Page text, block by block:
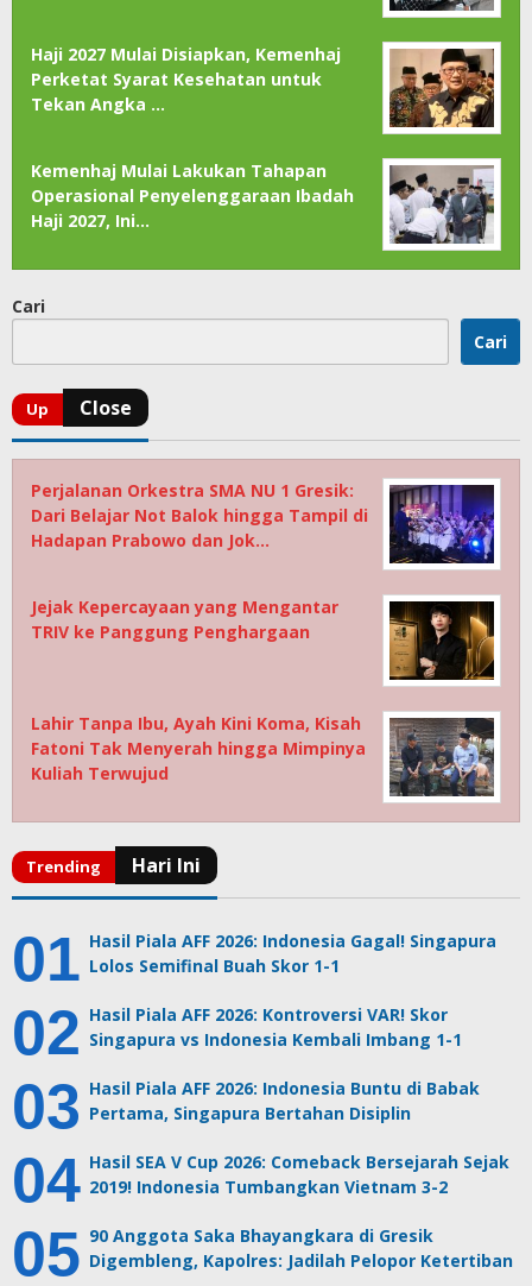
Haji 2027 Mulai Disiapkan, Kemenhaj
Perketat Syarat Kesehatan untuk
Tekan Angka …
Kemenhaj Mulai Lakukan Tahapan
Operasional Penyelenggaraan Ibadah
Haji 2027, Ini…
Cari
Cari
Perjalanan Orkestra SMA NU 1 Gresik:
Dari Belajar Not Balok hingga Tampil di
Hadapan Prabowo dan Jok…
Jejak Kepercayaan yang Mengantar
TRIV ke Panggung Penghargaan
Lahir Tanpa Ibu, Ayah Kini Koma, Kisah
Fatoni Tak Menyerah hingga Mimpinya
Kuliah Terwujud
Hasil Piala AFF 2026: Indonesia Gagal! Singapura
Lolos Semifinal Buah Skor 1-1
Hasil Piala AFF 2026: Kontroversi VAR! Skor
Singapura vs Indonesia Kembali Imbang 1-1
Hasil Piala AFF 2026: Indonesia Buntu di Babak
Pertama, Singapura Bertahan Disiplin
Hasil SEA V Cup 2026: Comeback Bersejarah Sejak
2019! Indonesia Tumbangkan Vietnam 3-2
90 Anggota Saka Bhayangkara di Gresik
Digembleng, Kapolres: Jadilah Pelopor Ketertiban